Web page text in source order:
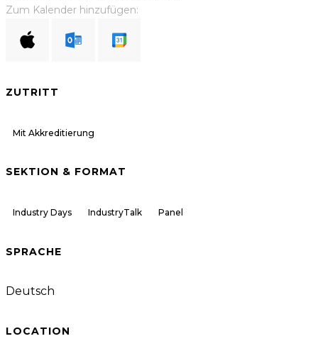
Zum Kalender hinzufügen:
ZUTRITT
Mit Akkreditierung
SEKTION & FORMAT
Industry Days IndustryTalk Panel
SPRACHE
Deutsch
LOCATION